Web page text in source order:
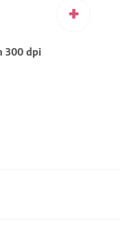
+
300 dpi